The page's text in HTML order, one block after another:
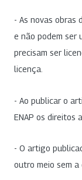
- As novas obras
e não podem ser
precisam ser
licença.
- Ao publicar o
ENAP os direitos
- O artigo
outro meio sem a